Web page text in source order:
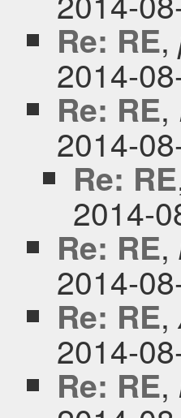
Re: RE,
2014-
Re: RE,
2014-
Re: RE
2014-
Re: RE,
2014-
Re: RE,
2014-
Re: RE,